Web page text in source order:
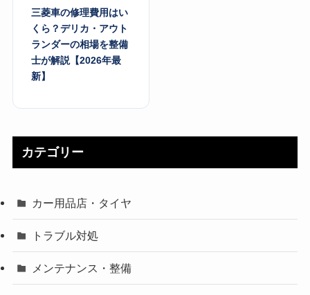
三菱車の修理費用はい
くら？デリカ・アウト
ランダーの相場を整備
士が解説【2026年最
新】
カテゴリー
カー用品店・タイヤ
トラブル対処
メンテナンス・整備